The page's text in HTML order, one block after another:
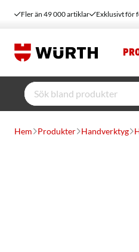
Fler än 49 000 artiklar Exklusivt för
Hem Produkter Handverktyg